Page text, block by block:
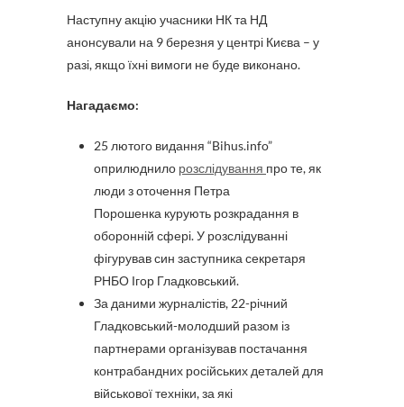
Наступну акцію учасники НК та НД
анонсували на 9 березня у центрі Києва – у
разі, якщо їхні вимоги не буде виконано.
Нагадаємо:
25 лютого видання “Bihus.info”
оприлюднило розслідування про те, як
люди з оточення Петра
Порошенка курують розкрадання в
оборонній сфері. У розслідуванні
фігурував син заступника секретаря
РНБО Ігор Гладковський.
За даними журналістів, 22-річний
Гладковський-молодший разом із
партнерами організував постачання
контрабандних російських деталей для
військової техніки, за які